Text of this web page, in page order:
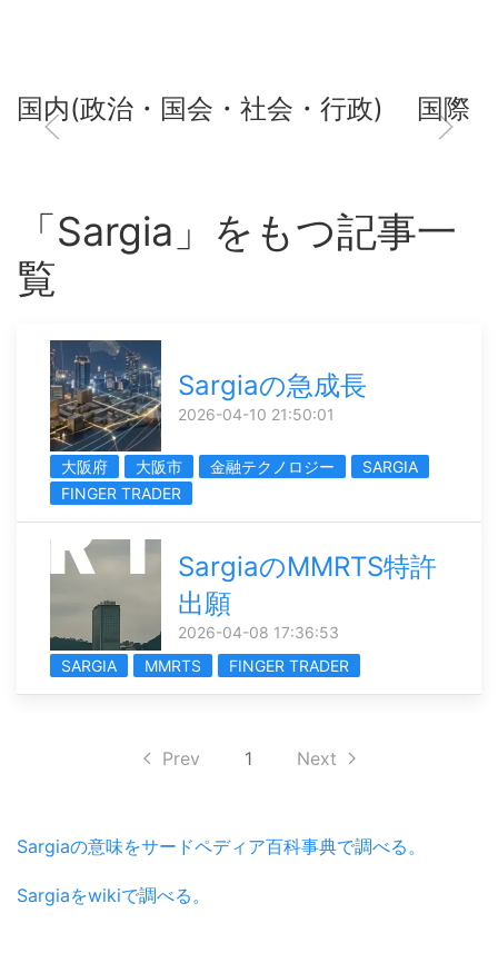
国内(政治・国会・社会・行政) 国際
「Sargia」をもつ記事一
覧
Sargiaの急成長
2026-04-10 21:50:01
大阪府 大阪市 金融テクノロジー
SARGIA
FINGER TRADER
SargiaのMMRTS特許
出願
2026-04-08 17:36:53
SARGIA
MMRTS FINGER TRADER
Prev 1 Next
Sargiaの意味をサードペディア百科事典で調べる。
Sargiaをwikiで調べる。